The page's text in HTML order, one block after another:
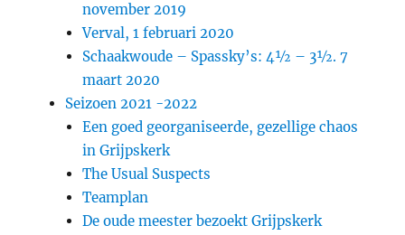
november 2019
Verval, 1 februari 2020
Schaakwoude – Spassky’s: 4½ – 3½. 7
maart 2020
Seizoen 2021 -2022
Een goed georganiseerde, gezellige chaos
in Grijpskerk
The Usual Suspects
Teamplan
De oude meester bezoekt Grijpskerk